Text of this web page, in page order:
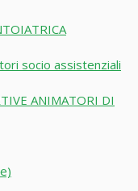
socio assistenziali
ANIMATORI DI